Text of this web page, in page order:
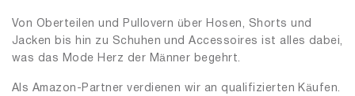
Von Oberteilen und Pullovern über Hosen, Shorts und
Jacken bis hin zu Schuhen und Accessoires ist alles dabei,
was das Mode Herz der Männer begehrt.
Als Amazon-Partner verdienen wir an qualifizierten Käufen.